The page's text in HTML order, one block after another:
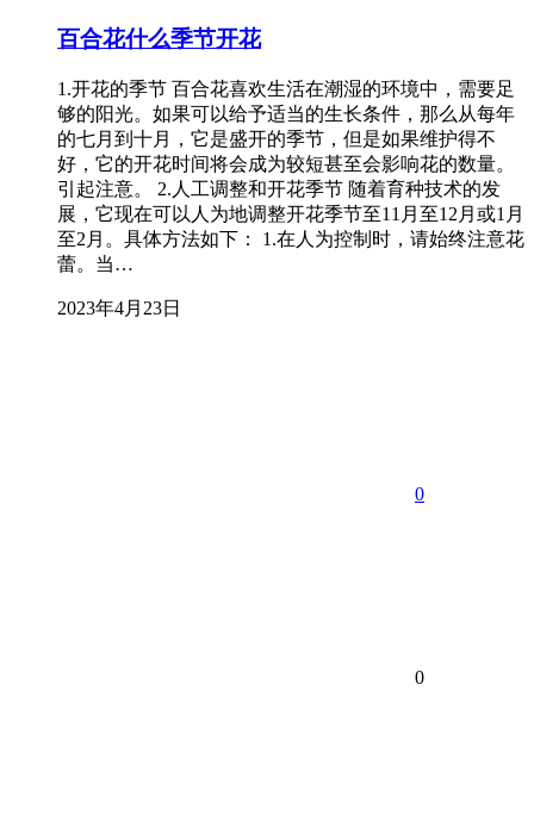
百合花什么季节开花
1.开花的季节 百合花喜欢生活在潮湿的环境中，需要足
够的阳光。如果可以给予适当的生长条件，那么从每年
的七月到十月，它是盛开的季节，但是如果维护得不
好，它的开花时间将会成为较短甚至会影响花的数量。
引起注意。 2.人工调整和开花季节 随着育种技术的发
展，它现在可以人为地调整开花季节至11月至12月或1月
至2月。具体方法如下： 1.在人为控制时，请始终注意花
蕾。当…
2023年4月23日
0
0